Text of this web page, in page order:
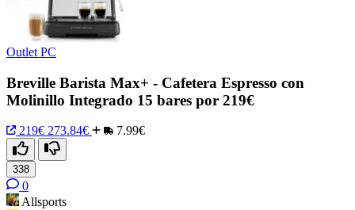
Outlet PC
Breville Barista Max+ - Cafetera Espresso con
Molinillo Integrado 15 bares por 219€
219€ 273.84€ 7.99€
338
0
Allsports